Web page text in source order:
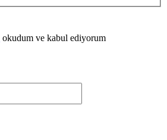
okudum ve kabul ediyorum